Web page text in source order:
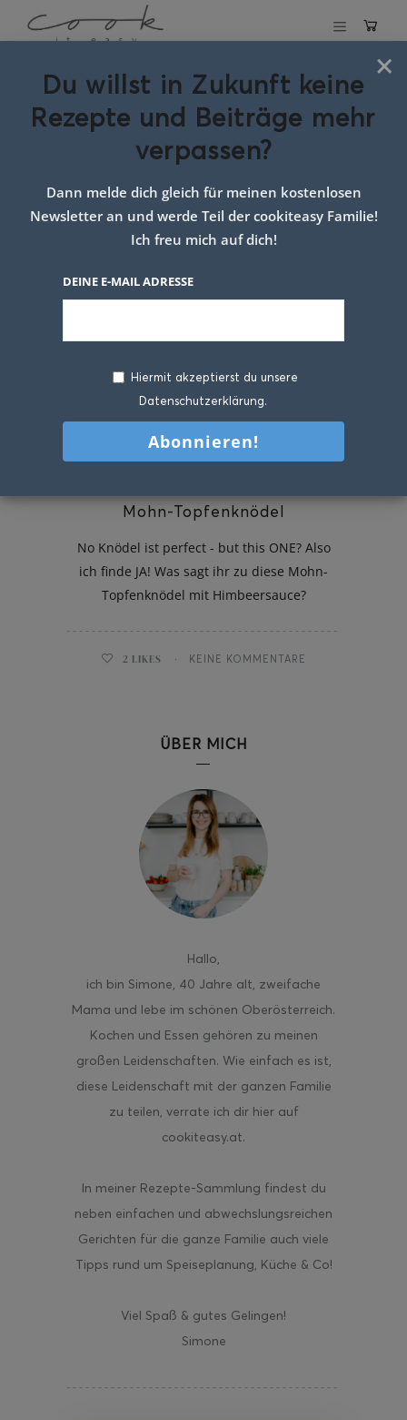
Schlagwort:
topfen
mohnknödel mit
himbeersauce
Mohn-Topfenknödel
No Knödel ist perfect - but this ONE? Also
ich finde JA! Was sagt ihr zu diese Mohn-
Topfenknödel mit Himbeersauce?
2 LIKES KEINE KOMMENTARE
ÜBER MICH
Hallo,
ich bin Simone, 40 Jahre alt, zweifache
Mama und lebe im schönen Oberösterreich.
Kochen und Essen gehören zu meinen
großen Leidenschaften. Wie einfach es ist,
diese Leidenschaft mit der ganzen Familie
zu teilen, verrate ich dir hier auf
cookiteasy.at.
In meiner Rezepte-Sammlung findest du
neben einfachen und abwechslungsreichen
Gerichten für die ganze Familie auch viele
Tipps rund um Speiseplanung, Küche & Co!
Viel Spaß & gutes Gelingen!
Simone
×
Du willst in Zukunft keine
Rezepte und Beiträge mehr
verpassen?
Dann melde dich gleich für meinen kostenlosen
Newsletter an und werde Teil der cookiteasy Familie!
Ich freu mich auf dich!
DEINE E-MAIL ADRESSE
Hiermit akzeptierst du unsere
Datenschutzerklärung.